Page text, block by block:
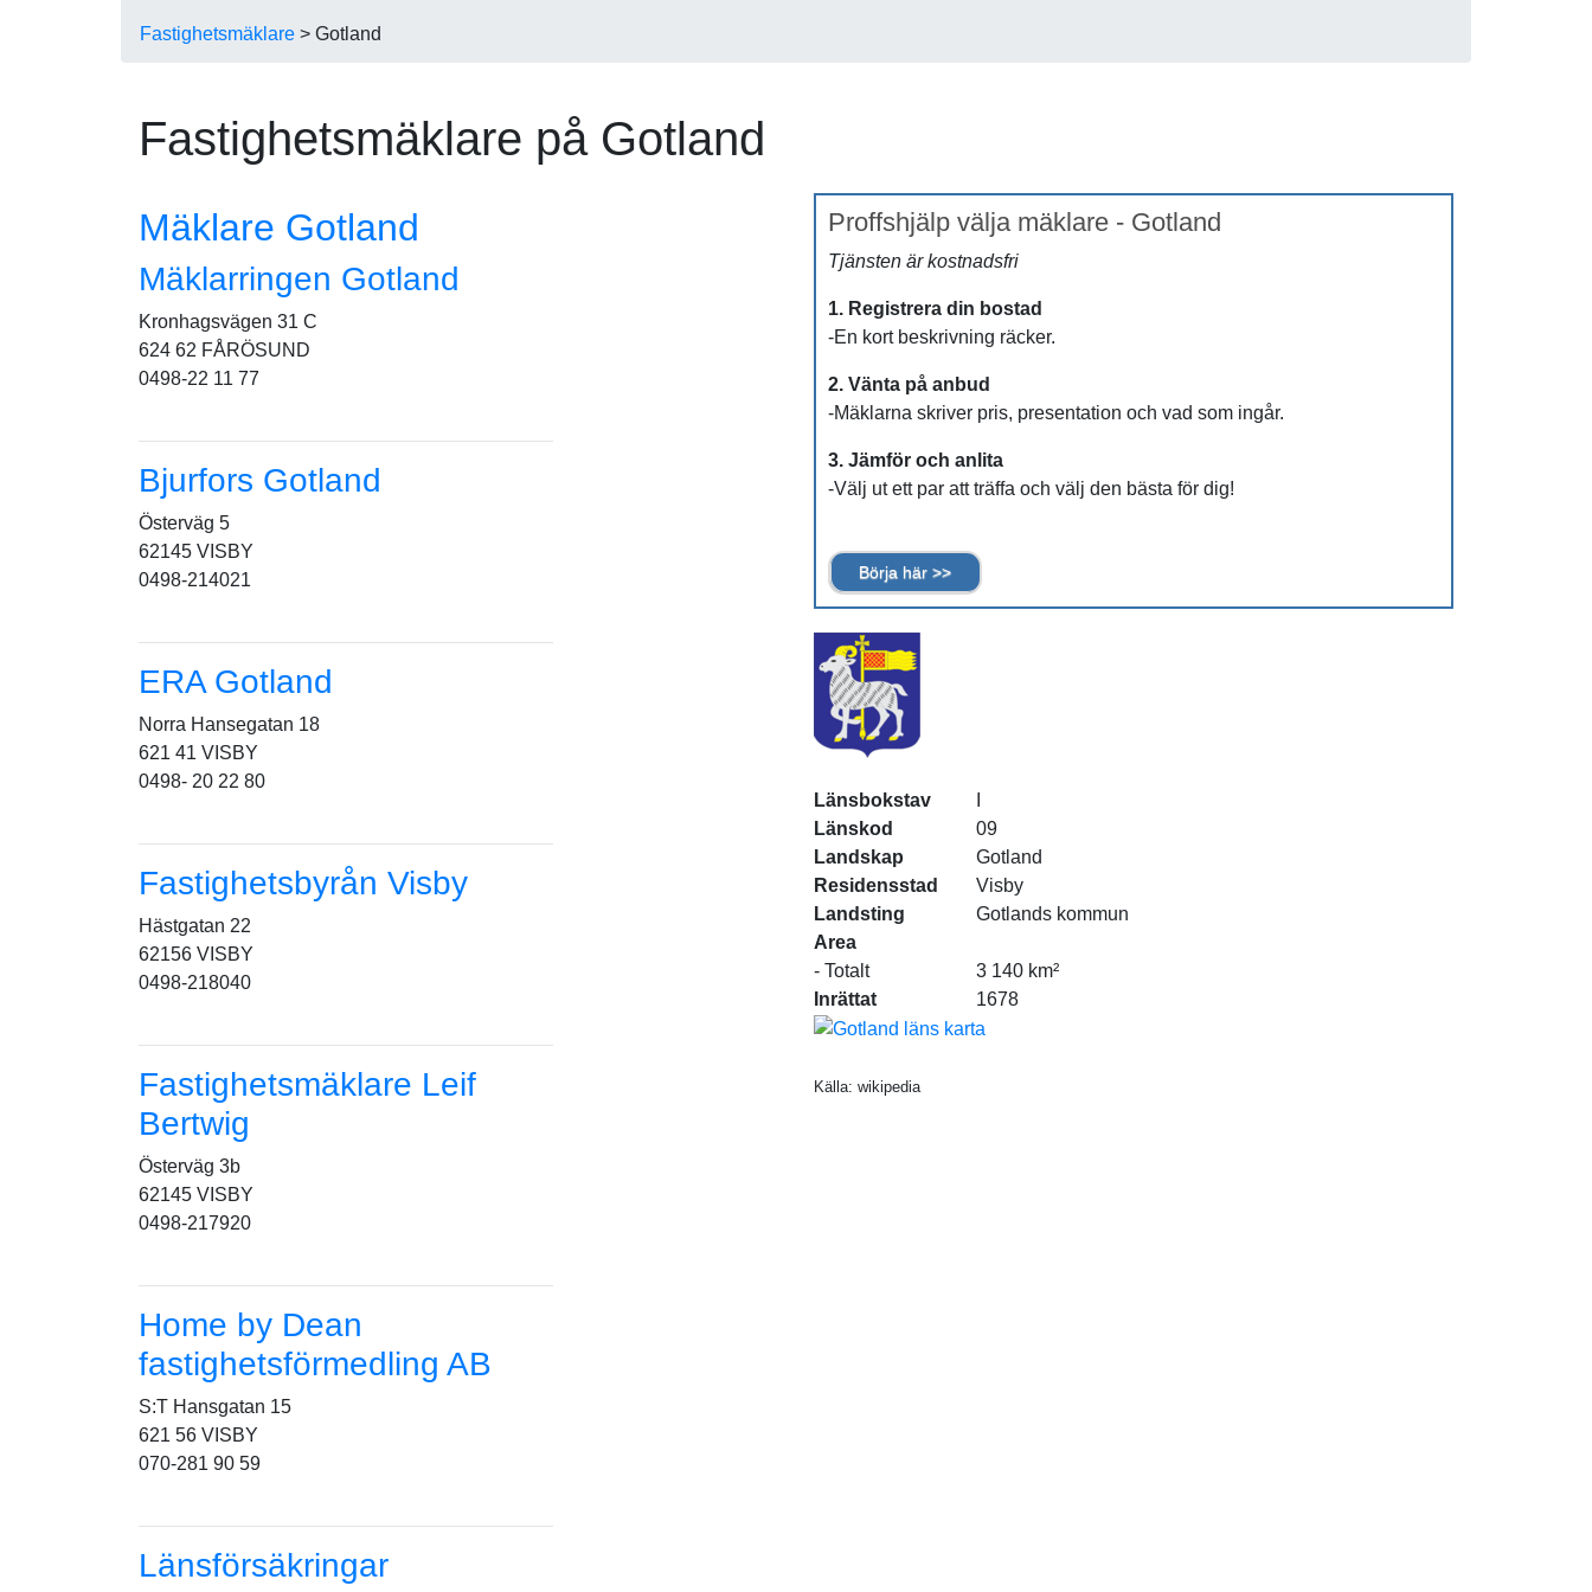
Fastighetsmäklare > Gotland
Fastighetsmäklare på Gotland
Mäklare Gotland
Mäklarringen Gotland
Kronhagsvägen 31 C
624 62 FÅRÖSUND
0498-22 11 77
Bjurfors Gotland
Österväg 5
62145 VISBY
0498-214021
ERA Gotland
Norra Hansegatan 18
621 41 VISBY
0498- 20 22 80
Fastighetsbyrån Visby
Hästgatan 22
62156 VISBY
0498-218040
Fastighetsmäklare Leif
Bertwig
Österväg 3b
62145 VISBY
0498-217920
Home by Dean
fastighetsförmedling AB
S:T Hansgatan 15
621 56 VISBY
070-281 90 59
Länsförsäkringar
Proffshjälp välja mäklare - Gotland
Tjänsten är kostnadsfri
1. Registrera din bostad
-En kort beskrivning räcker.
2. Vänta på anbud
-Mäklarna skriver pris, presentation och vad som ingår.
3. Jämför och anlita
-Välj ut ett par att träffa och välj den bästa för dig!
Börja här >>
Länsbokstav
Länskod
09
Landskap
Gotland
Residensstad
Visby
Landsting
Gotlands kommun
Area
- Totalt
3 140 km²
Inrättat
1678
Källa: wikipedia